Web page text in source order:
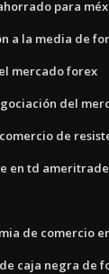
para
a la media de
mercado forex
del
de
en td ameritrade
de comercio
caja negra de